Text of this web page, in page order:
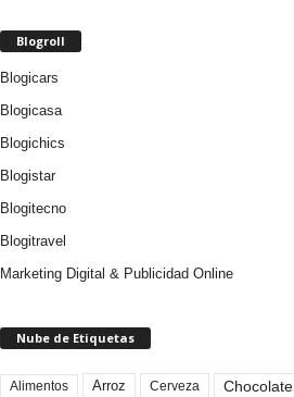
Blogroll
Blogicars
Blogicasa
Blogichics
Blogistar
Blogitecno
Blogitravel
Marketing Digital & Publicidad Online
Nube de Etiquetas
Alimentos Arroz Cerveza Chocolate